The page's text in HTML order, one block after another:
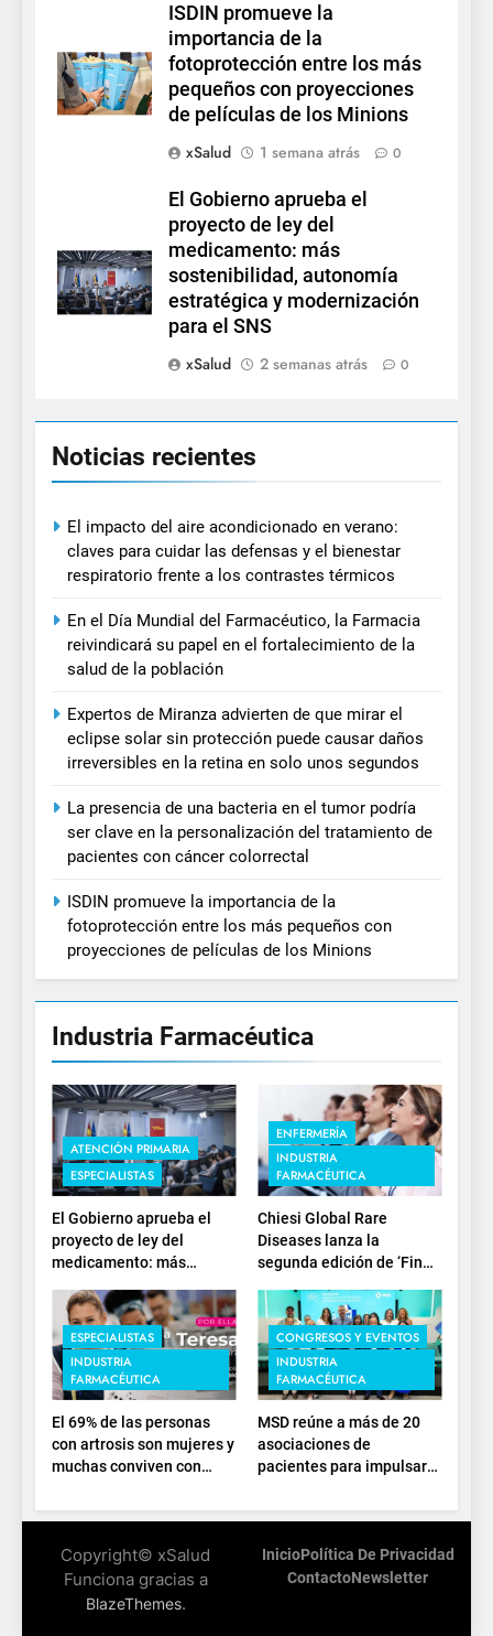
ISDIN promueve la
importancia de la
fotoprotección entre los más
pequeños con proyecciones
de películas de los Minions
xSalud
1 semana atrás 0
El Gobierno aprueba el
proyecto de ley del
medicamento: más
sostenibilidad, autonomía
estratégica y modernización
para el SNS
xSalud
2 semanas atrás 0
Noticias recientes
El impacto del aire acondicionado en verano:
claves para cuidar las defensas y el bienestar
respiratorio frente a los contrastes térmicos
En el Día Mundial del Farmacéutico, la Farmacia
reivindicará su papel en el fortalecimiento de la
salud de la población
Expertos de Miranza advierten de que mirar el
eclipse solar sin protección puede causar daños
irreversibles en la retina en solo unos segundos
La presencia de una bacteria en el tumor podría
ser clave en la personalización del tratamiento de
pacientes con cáncer colorrectal
ISDIN promueve la importancia de la
fotoprotección entre los más pequeños con
proyecciones de películas de los Minions
Industria Farmacéutica
ATENCIÓN PRIMARIA
ESPECIALISTAS
El Gobierno aprueba el
proyecto de ley del
medicamento: más
estratégica y
modernización para el
SNS
ENFERMERÍA
INDUSTRIA
FARMACÉUTICA
Chiesi Global Rare
Diseases lanza la
segunda edición de ‘Find
investigación en
enfermedades de
depósito lisosomal
ESPECIALISTAS
INDUSTRIA
FARMACÉUTICA
El 69% de las personas
con artrosis son mujeres y
muchas conviven con
los 50, en plena etapa
CONGRESOS Y EVENTOS
INDUSTRIA
FARMACÉUTICA
MSD reúne a más de 20
asociaciones de
pacientes para impulsar
presente y el futuro del
Copyright© xSalud
Funciona gracias a
BlazeThemes.
InicioPolítica De Privacidad
ContactoNewsletter